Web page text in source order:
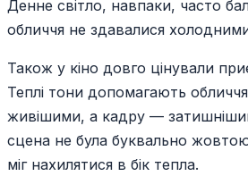
Денне світло, навпаки, часто
обличчя не здавалися
Також у кіно довго цінували
Теплі тони допомагають
живішими, а кадру —
сцена не була буквально
міг нахилятися в бік тепла.